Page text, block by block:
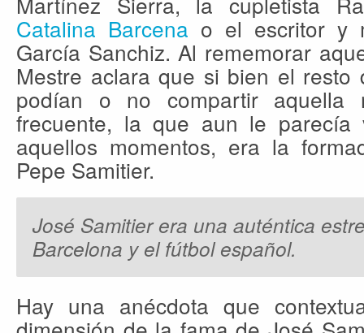
Catalina Barcena o el escritor y
García Sanchiz. Al rememorar
Mestre aclara que si bien el resto
podían o no compartir aquella
frecuente, la que aun le parecía
aquellos momentos, era la
Pepe Samitier.
José Samitier era una auténtica
Barcelona y el fútbol español.
Hay una anécdota que